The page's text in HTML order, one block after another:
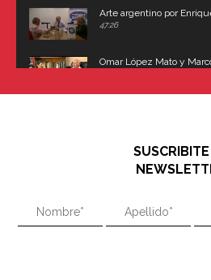
Arte argentino por
47:26
Omar López Mato y
"En política, la estupidez
"En política, la
Napoleón